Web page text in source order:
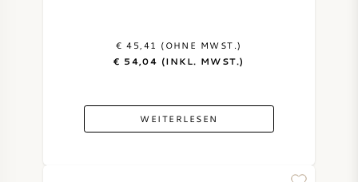
€ 45,41 (OHNE MWST.)
€ 54,04 (INKL. MWST.)
WEITERLESEN